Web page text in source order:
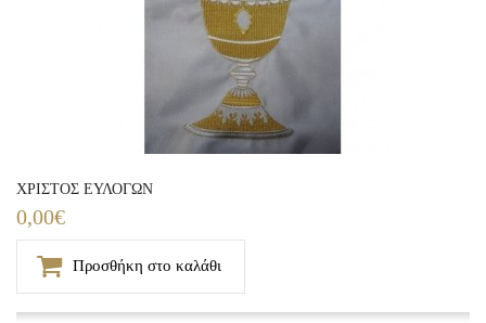
XΡΙΣΤΟΣ ΕΥΛΟΓΩΝ
0,00€
Προσθήκη στο καλάθι